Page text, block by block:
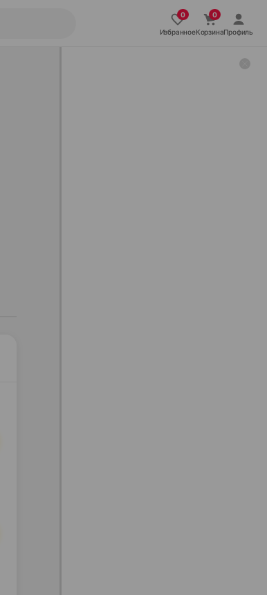
ИзбранноеКорзинаПрофиль